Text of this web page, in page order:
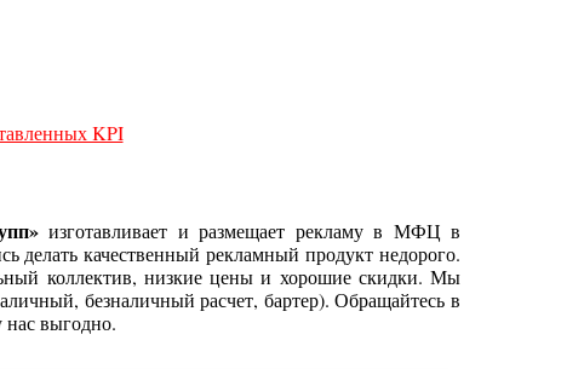
KPI
изготавливает и размещает рекламу в МФЦ в
качественный рекламный продукт недорого.
коллектив, низкие цены и хорошие скидки. Мы
безналичный расчет, бартер). Обращайтесь в
нас выгодно.